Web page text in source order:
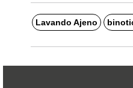
Lavando Ajeno